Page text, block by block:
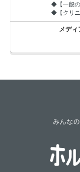
◆【一般の
◆【クリニ
メデ